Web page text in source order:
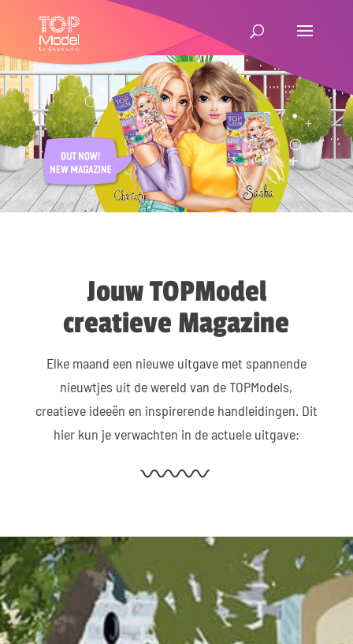
Jouw TOPModel
creatieve Magazine
Elke maand een nieuwe uitgave met spannende
nieuwtjes uit de wereld van de TOPModels,
creatieve ideeën en inspirerende handleidingen. Dit
hier kun je verwachten in de actuele uitgave: